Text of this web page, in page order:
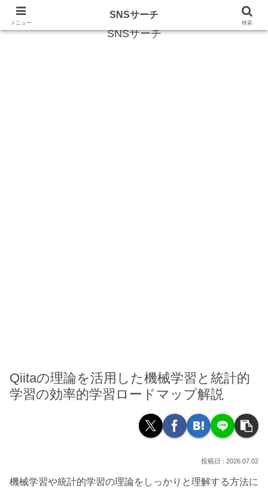
SNSサーチ
Qiitaの理論を活用した機械学習と統計的
学習の効率的学習ロードマップ解説
2026.07.02
機械学習や統計的学習の理論をしっかりと理解する方法に
メニュー
SNSサーチ
検索